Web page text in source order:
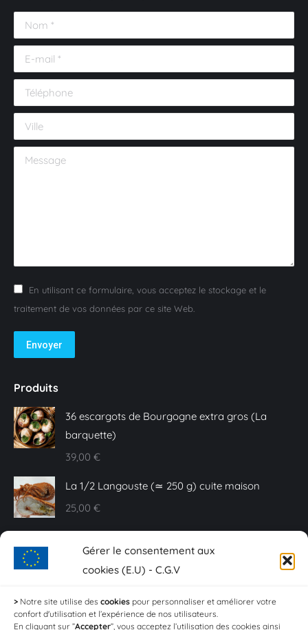
Gérer le consentement aux
cookies (E.U) - C.G.V
> Notre site utilise des cookies pour personnaliser et améliorer votre
confort d'utilisation et l’expérience de nos utilisateurs.
En cliquant sur ”Accepter”, vous acceptez l’utilisation des cookies ainsi
Nom *
E-mail *
Téléphone
Ville
Message
En utilisant ce formulaire, vous acceptez le stockage et le
traitement de vos données par ce site Web.
Envoyer
Produits
36 escargots de Bourgogne extra gros (La
barquette)
39,00 €
La 1/2 Langouste (≃ 250 g) cuite maison
25,00 €
Sashimi de truite fumée - Plaquette de 150 g
18,00€